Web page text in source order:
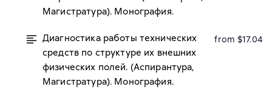
Магистратура). Монография.
Диагностика работы технических
средств по структуре их внешних
физических полей. (Аспирантура,
Магистратура). Монография.
from $17.04